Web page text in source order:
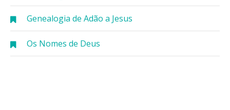
Genealogia de Adão a Jesus
Os Nomes de Deus